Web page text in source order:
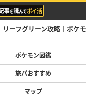
リーフグリーン攻略｜ポケモ
ポケモン図鑑
旅パおすすめ
マップ